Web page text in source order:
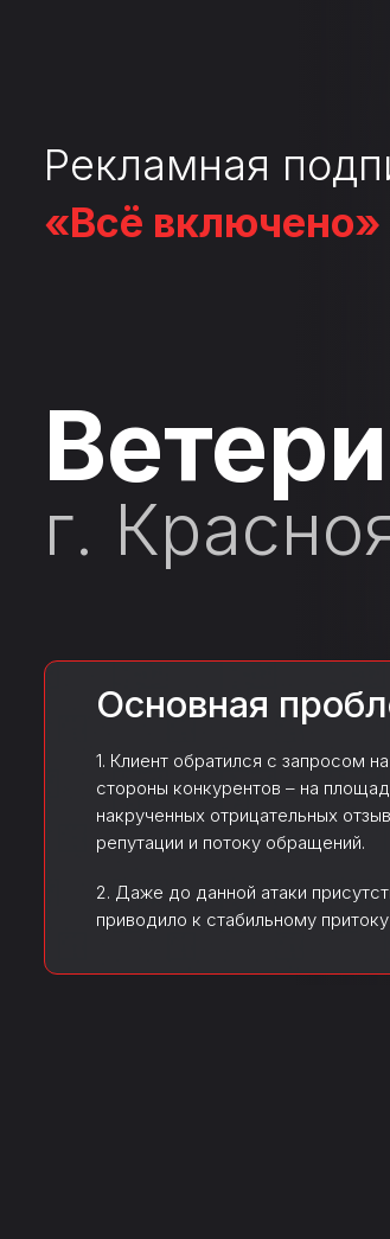
«Всё включено»
г.
Рекламная
1. Клиент обратился с запросом
стороны конкурентов – на
накрученных отрицательных
репутации и потоку обращений.
2. Даже до данной атаки
приводило к стабильному
Основная